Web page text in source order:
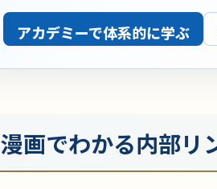
アカデミーで体系的に学ぶ
漫画でわかる内部リ